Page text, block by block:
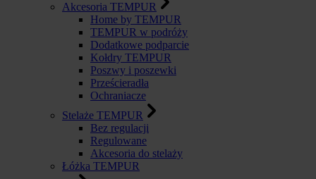
Akcesoria TEMPUR
Home by TEMPUR
TEMPUR w podróży
Dodatkowe podparcie
Kołdry TEMPUR
Poszwy i poszewki
Prześcieradła
Ochraniacze
Stelaże TEMPUR
Bez regulacji
Regulowane
Akcesoria do stelaży
Łóżka TEMPUR